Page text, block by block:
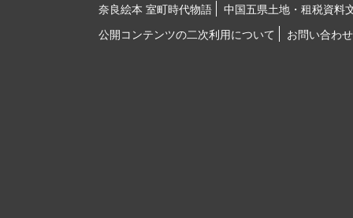
奈良絵本 室町時代物語
中国五県土地・租税資料
公開コンテンツの二次利用について
お問い合わせ